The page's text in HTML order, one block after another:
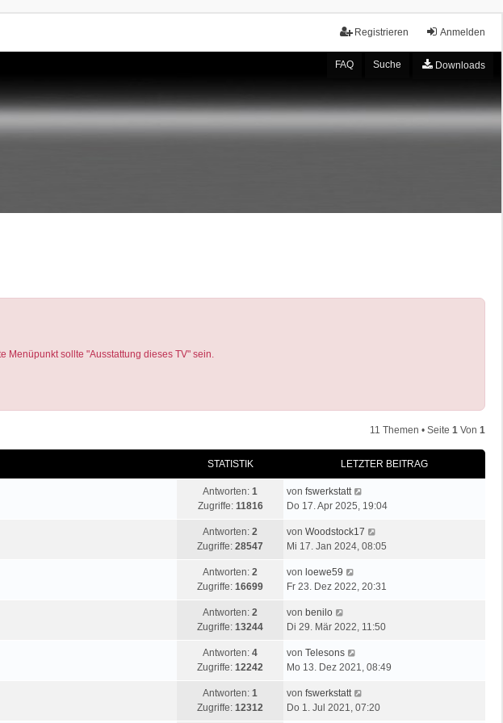
Anmelden
Registrieren
FAQ Suche Downloads
Menüpunkt sollte "Ausstattung dieses TV" sein.
11 Themen • Seite 1 Von 1
STATISTIK LETZTER BEITRAG
Antworten: 1
Zugriffe: 11816
von fswerkstatt
Do 17. Apr 2025, 19:04
Antworten: 2
Zugriffe: 28547
von Woodstock17
Mi 17. Jan 2024, 08:05
Antworten: 2
Zugriffe: 16699
von loewe59
Fr 23. Dez 2022, 20:31
Antworten: 2
Zugriffe: 13244
von benilo
Di 29. Mär 2022, 11:50
Antworten: 4
Zugriffe: 12242
von Telesons
Mo 13. Dez 2021, 08:49
Antworten: 1
Zugriffe: 12312
von fswerkstatt
Do 1. Jul 2021, 07:20